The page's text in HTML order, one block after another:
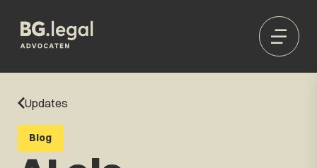
Updates
Blog